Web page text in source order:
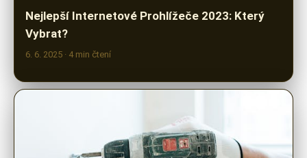
Nejlepší Internetové Prohlížeče 2023: Který
Vybrat?
6. 6. 2025 · 4 min čtení